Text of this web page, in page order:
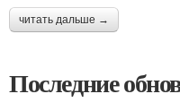
читать дальше →
Последние